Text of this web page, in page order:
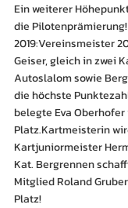
Ein weiterer
die
2019:Vereinsmeister
Geiser, gleich in zwei
Autoslalom sowie
die höchste
belegte Eva
Platz.Kartmeisterin
Kartjuniormeister
Kat. Bergrennen
Mitglied Roland
Platz!